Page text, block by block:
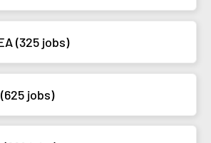
MASINA MEA (325 jobs)
MANCARE (625 jobs)